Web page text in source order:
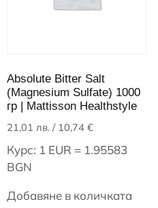
Absolute Bitter Salt
(Magnesium Sulfate) 1000
гр | Mattisson Healthstyle
21,01 лв. / 10,74 €
Курс: 1 EUR = 1.95583
BGN
Добавяне в количката